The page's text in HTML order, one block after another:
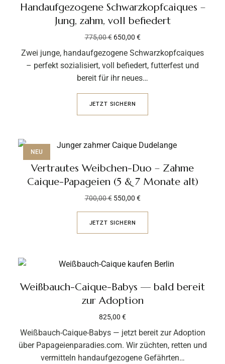
Handaufgezogene Schwarz­kopfcaiques –
Jung, zahm, voll befiedert
775,00€ 650,00 €
Zwei junge, handaufgezogene Schwarz­kopfcaiques
– perfekt sozialisiert, voll befiedert, futterfest und
bereit für ihr neues…
JETZT SICHERN
NEU
Vertrautes Weibchen-Duo – Zahme
Caique-Papageien (5 & 7 Monate alt)
700,00€ 550,00 €
JETZT SICHERN
Weißbauch-Caique-Babys — bald bereit
zur Adoption
825,00 €
Weißbauch-Caique-Babys — jetzt bereit zur Adoption
über Papageienparadies.com. Wir züchten, retten und
vermitteln handaufgezogene Gefährten…